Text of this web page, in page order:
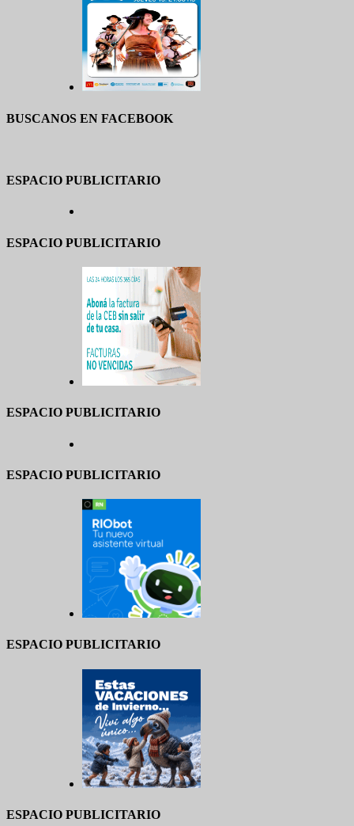
BUSCANOS EN FACEBOOK
ESPACIO PUBLICITARIO
ESPACIO PUBLICITARIO
ESPACIO PUBLICITARIO
ESPACIO PUBLICITARIO
ESPACIO PUBLICITARIO
ESPACIO PUBLICITARIO